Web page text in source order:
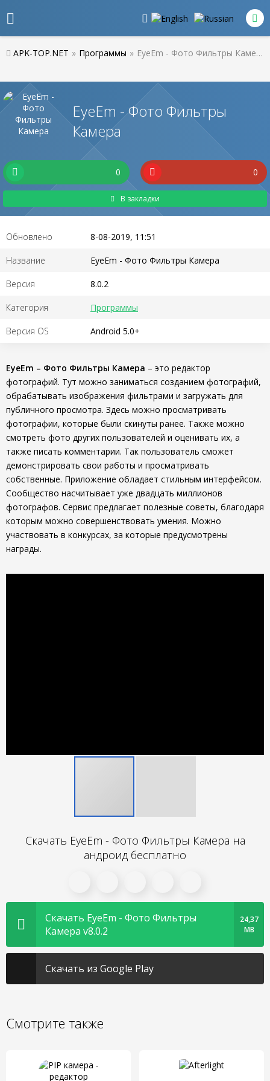
APK-TOP.NET » Программы » EyeEm - Фото Фильтры Камера
EyeEm - Фото Фильтры
Камера
0 0
В закладки
Обновлено 8-08-2019, 11:51
Название EyeEm - Фото Фильтры Камера
Версия 8.0.2
Категория Программы
Версия OS Android 5.0+
EyeEm – Фото Фильтры Камера – это редактор
фотографий. Тут можно заниматься созданием фотографий,
обрабатывать изображения фильтрами и загружать для
публичного просмотра. Здесь можно просматривать
фотографии, которые были скинуты ранее. Также можно
смотреть фото других пользователей и оценивать их, а
также писать комментарии. Так пользователь сможет
демонстрировать свои работы и просматривать
собственные. Приложение обладает стильным интерфейсом.
Сообщество насчитывает уже двадцать миллионов
фотографов. Сервис предлагает полезные советы, благодаря
которым можно совершенствовать умения. Можно
участвовать в конкурсах, за которые предусмотрены
награды.
Скачать EyeEm - Фото Фильтры Камера на
андроид бесплатно
Скачать EyeEm - Фото Фильтры
Камера v8.0.2
24,37
MB
Скачать из Google Play
Смотрите также